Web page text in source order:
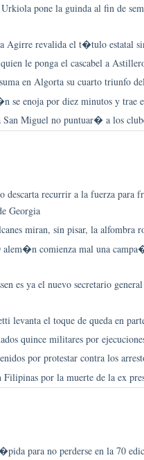
Urkiola pone la guinda al fin de
Agirre revalida el t�tulo estatal
le ponga el cascabel a
en Algorta su cuarto triunfo
se enoja por diez minutos y trae
Miguel no puntuar� a los
descarta recurrir a la fuerza para
Georgia
miran, sin pisar, la alfombra
comienza mal una
es ya el nuevo secretario
levanta el toque de queda en
quince militares por
por protestar contra los
Filipinas por la muerte de la ex
para no perderse en la 70